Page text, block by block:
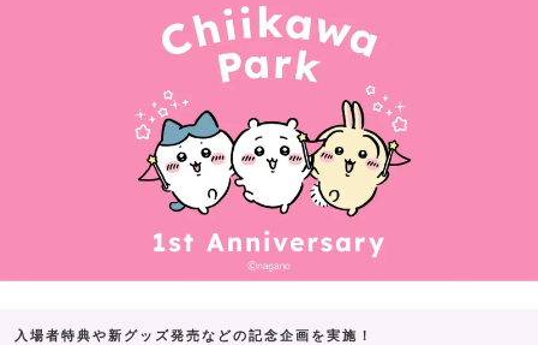
入場者特典や新グッズ発売などの記念企画を実施！